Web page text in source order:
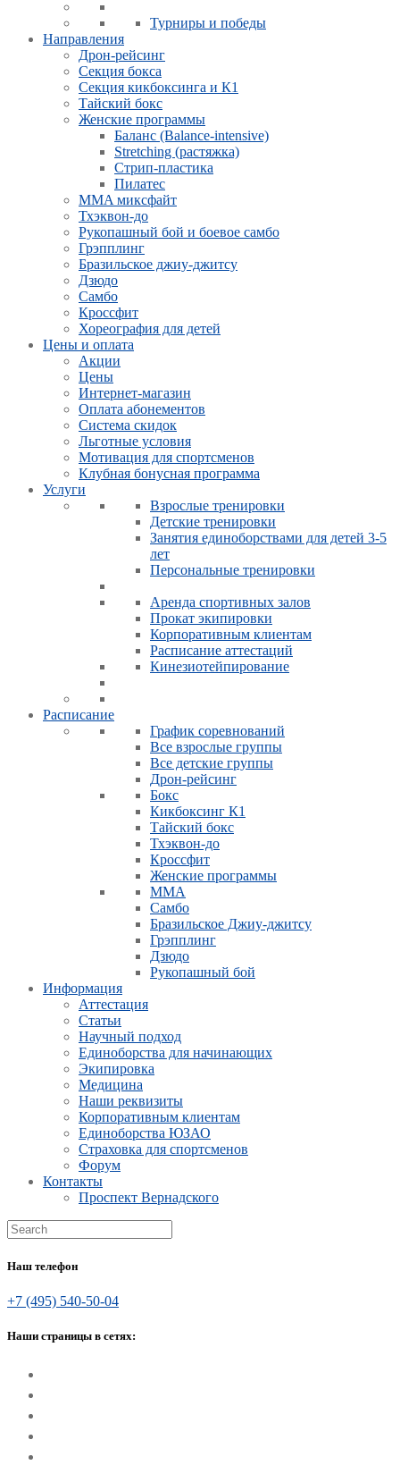
Турниры и победы
Направления
Дрон-рейсинг
Секция бокса
Секция кикбоксинга и К1
Тайский бокс
Женские программы
Баланс (Balance-intensive)
Stretching (растяжка)
Стрип-пластика
Пилатес
MMA миксфайт
Тхэквон-до
Рукопашный бой и боевое самбо
Грэпплинг
Бразильское джиу-джитсу
Дзюдо
Самбо
Кроссфит
Хореография для детей
Цены и оплата
Акции
Цены
Интернет-магазин
Оплата абонементов
Система скидок
Льготные условия
Мотивация для спортсменов
Клубная бонусная программа
Услуги
Взрослые тренировки
Детские тренировки
Занятия единоборствами для детей 3-5
лет
Персональные тренировки
Аренда спортивных залов
Прокат экипировки
Корпоративным клиентам
Расписание аттестаций
Кинезиотейпирование
Расписание
График соревнований
Все взрослые группы
Все детские группы
Дрон-рейсинг
Бокс
Кикбоксинг К1
Тайский бокс
Тхэквон-до
Кроссфит
Женские программы
ММА
Самбо
Бразильское Джиу-джитсу
Грэпплинг
Дзюдо
Рукопашный бой
Информация
Аттестация
Статьи
Научный подход
Единоборства для начинающих
Экипировка
Медицина
Наши реквизиты
Корпоративным клиентам
Единоборства ЮЗАО
Страховка для спортсменов
Форум
Контакты
Проспект Вернадского
Наш телефон
+7 (495) 540-50-04
Наши страницы в сетях: